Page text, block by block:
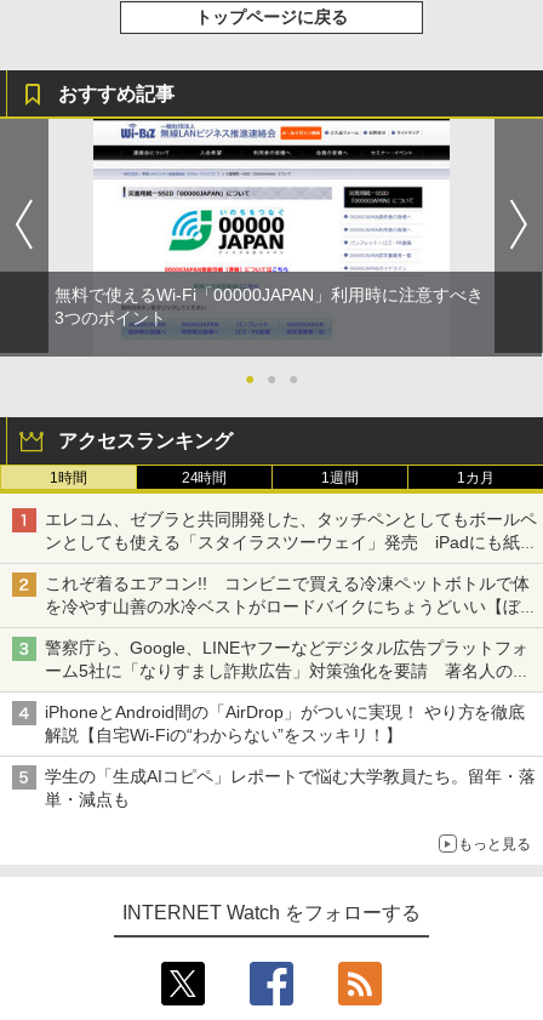
トップページに戻る
おすすめ記事
無料で使えるWi-Fi「00000JAPAN」利用時に注意すべき
3つのポイント
● ● ●
アクセスランキング
1時間 24時間 1週間 1カ月
エレコム、ゼブラと共同開発した、タッチペンとしてもボールペ
ンとしても使える「スタイラスツーウェイ」発売 iPadにも紙に
も、持ち替えずに書き込める
これぞ着るエアコン!! コンビニで買える冷凍ペットボトルで体
を冷やす山善の水冷ベストがロードバイクにちょうどいい【ぼっ
ち・ざ・ろーど！その14】【空いた時間でなにしてる？】
警察庁ら、Google、LINEヤフーなどデジタル広告プラットフォ
ーム5社に「なりすまし詐欺広告」対策強化を要請 著名人の写
真や映像を使った投資詐欺などへの対策として
iPhoneとAndroid間の「AirDrop」がついに実現！ やり方を徹底
解説【自宅Wi-Fiの“わからない”をスッキリ！】
学生の「生成AIコピペ」レポートで悩む大学教員たち。留年・落
単・減点も
もっと見る
INTERNET Watch をフォローする